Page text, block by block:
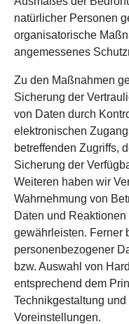
natürlicher Personen
organisatorische
angemessenes
Zu den Maßnahmen
Sicherung der
von Daten durch
elektronischen
betreffenden Zugriffs,
Sicherung der
Weiteren haben wir
Wahrnehmung von
Daten und
gewährleisten. Ferner
personenbezogener
bzw. Auswahl von
entsprechend dem
Technikgestaltung
Voreinstellungen.